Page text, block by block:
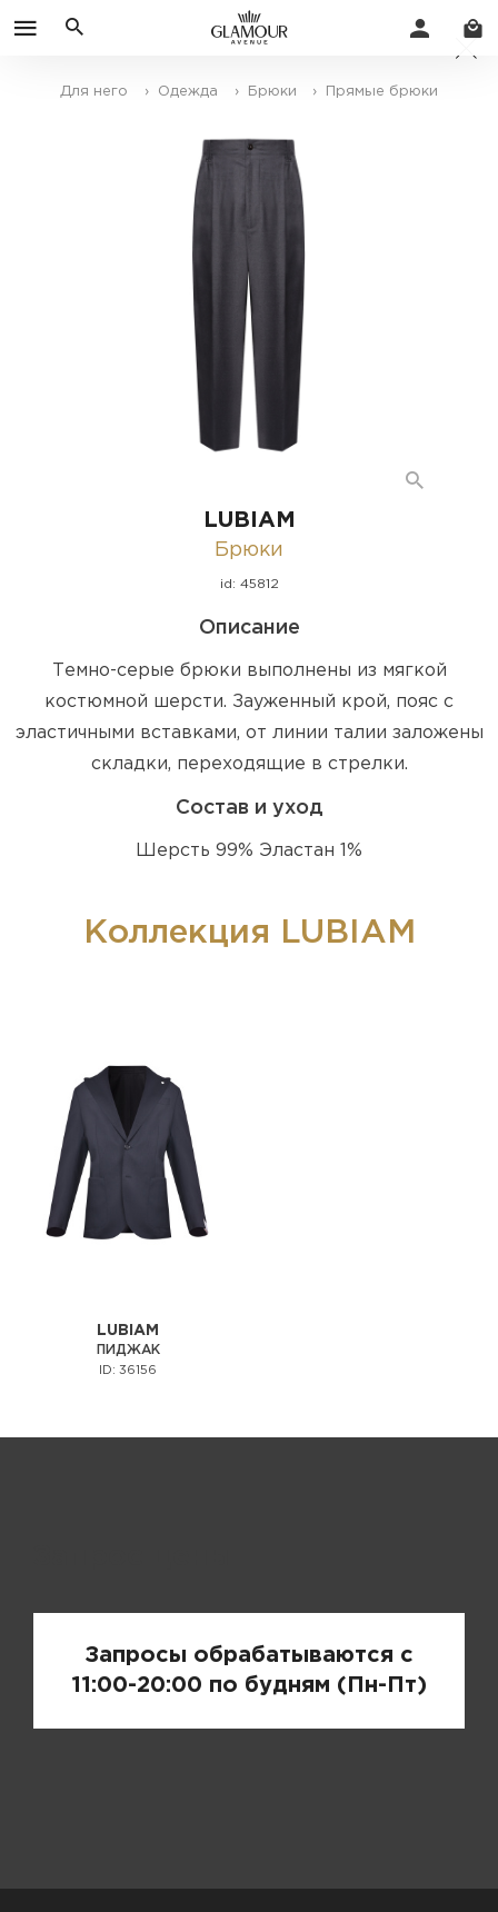
Для него › Одежда › Брюки › Прямые брюки
LUBIAM
Брюки
id: 45812
Описание
Темно-серые брюки выполнены из мягкой
костюмной шерсти. Зауженный крой, пояс с
эластичными вставками, от линии талии заложены
складки, переходящие в стрелки.
Состав и уход
Шерсть 99% Эластан 1%
Коллекция LUBIAM
LUBIAM
ПИДЖАК
ID: 36156
Запросы обрабатываются с
11:00-20:00 по будням (Пн-Пт)